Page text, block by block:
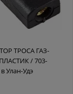
ТРОСА ГАЗ-
/ 703-
Улан-Удэ